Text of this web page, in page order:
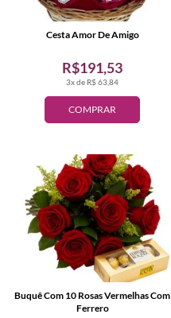
COMPRAR
3x de R$ 63,84
R$191,53
Cesta Amor De Amigo
Buquê Com 10 Rosas Vermelhas Com
Ferrero